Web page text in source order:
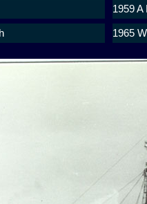
1959 A
1965